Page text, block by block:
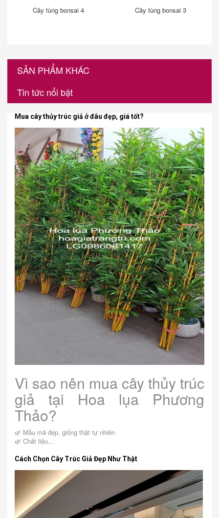
Cây tùng bonsai 4 Cây tùng bonsai 3
SẢN PHẨM KHÁC
Tin tức nổi bật
Mua cây thủy trúc giả ở đâu đẹp, giá tốt?
Vì sao nên mua cây thủy trúc
giả tại Hoa lụa Phương
Thảo?
🌿 Mẫu mã đẹp, giống thật tự nhiên
🌿 Chất liệu...
Cách Chọn Cây Trúc Giả Đẹp Như Thật